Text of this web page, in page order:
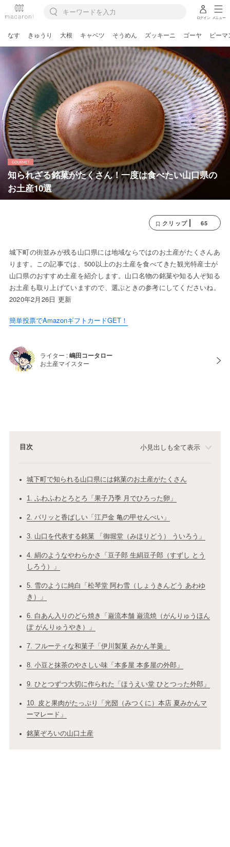
ログイン メニュー
なす きゅうり 大根 キャベツ そうめん ズッキーニ ゴーヤ ピーマ
知られざる銘菓がたくさん！一度は食べたい山口県の
お土産10選
クリップ 65
城下町の街並みが残る山口県には地域ならではのお土産がたくさんあ
ります。この記事では、500以上のお土産を食べてきた観光特産士が
山口県のおすすめ土産を紹介します。山口名物の銘菓や知る人ぞ知る
お土産も取り上げていますので、選ぶときの参考にしてくださいね。
2020年2月26日 更新
簡単投票でAmazonギフトカードGET！
ライター :嶋田コータロー
お土産マイスター
目次 小見出しも全て表示
城下町で知られる山口県には銘菓のお土産がたくさん
1. ふわふわとろとろ「果子乃季 月でひろった卵」
2. パリッと香ばしい「江戸金 亀の甲せんべい」
3. 山口を代表する銘菓 「御堀堂（みほりどう） ういろう」
4. 絹のようなやわらかさ「豆子郎 生絹豆子郎（すずし とう
しろう）」
5. 雪のように純白「松琴堂 阿わ雪（しょうきんどう あわゆ
き）」
6. 白あん入りのどら焼き「巌流本舗 巌流焼（がんりゅうほん
ぽ がんりゅうやき）」
7. フルーティな和菓子「伊川製菓 みかん羊羹」
8. 小豆と抹茶のやさしい味「本多屋 本多屋の外郎」
9. ひとつずつ大切に作られた「ほうえい堂 ひとつった外郎」
10. 皮と果肉がたっぷり「光圀（みつくに）本店 夏みかんマ
ーマレード」
銘菓ぞろいの山口土産